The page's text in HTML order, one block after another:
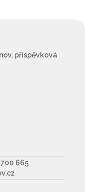
příspěvková
700 665